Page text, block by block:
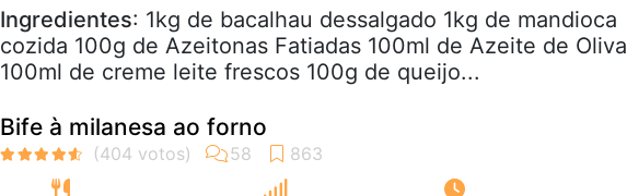
Ingredientes: 1kg de bacalhau dessalgado 1kg de mandioca
cozida 100g de Azeitonas Fatiadas 100ml de Azeite de Oliva
100ml de creme leite frescos 100g de queijo...
Bife à milanesa ao forno